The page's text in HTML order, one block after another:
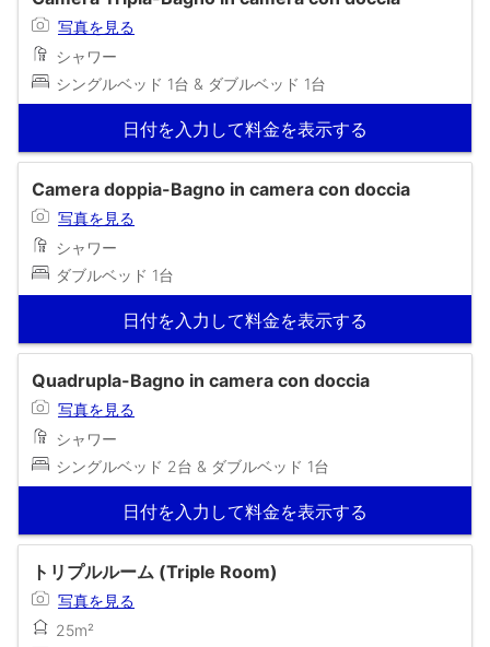
写真を見る
シャワー
シングルベッド 1台 & ダブルベッド 1台
日付を入力して料金を表示する
Camera doppia-Bagno in camera con doccia
写真を見る
シャワー
ダブルベッド 1台
日付を入力して料金を表示する
Quadrupla-Bagno in camera con doccia
写真を見る
シャワー
シングルベッド 2台 & ダブルベッド 1台
日付を入力して料金を表示する
トリプルルーム (Triple Room)
写真を見る
25m²